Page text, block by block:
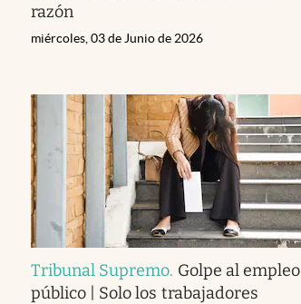
razón
miércoles, 03 de Junio de 2026
Tribunal Supremo. Golpe al empleo
público | Solo los trabajadores